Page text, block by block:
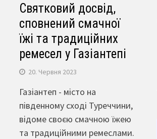
Святковий досвід,
сповнений смачної
їжі та традиційних
ремесел у Газіантепі
20. Червня 2023
Газіантеп - місто на
південному сході Туреччини,
відоме своєю смачною їжею
та традиційними ремеслами.